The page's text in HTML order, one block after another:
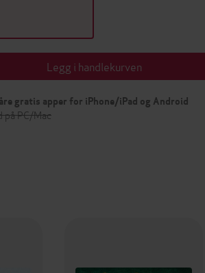
Legg i handlekurven
gratis apper for iPhone/iPad og Android
på PC/Mac